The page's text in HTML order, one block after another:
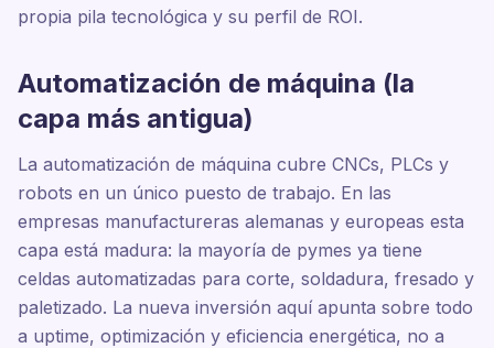
propia pila tecnológica y su perfil de ROI.
Automatización de máquina (la
capa más antigua)
La automatización de máquina cubre CNCs, PLCs y
robots en un único puesto de trabajo. En las
empresas manufactureras alemanas y europeas esta
capa está madura: la mayoría de pymes ya tiene
celdas automatizadas para corte, soldadura, fresado y
paletizado. La nueva inversión aquí apunta sobre todo
a uptime, optimización y eficiencia energética, no a